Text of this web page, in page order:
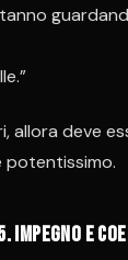
allora deve
Impegno e